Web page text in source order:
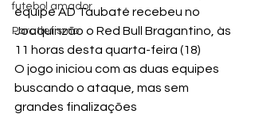
futebol amador
Paratletismo
equipe AD Taubaté recebeu no
Joaquinzão o Red Bull Bragantino, às
11 horas desta quarta-feira (18)
O jogo iniciou com as duas equipes
buscando o ataque, mas sem
grandes finalizações